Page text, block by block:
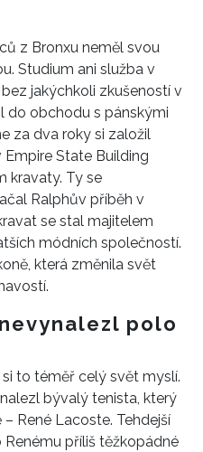
z Bronxu neměl svou
Studium ani služba v
jakýchkoli zkušeností v
do obchodu s pánskými
za dva roky si založil
State Building
kravaty. Ty se
Ralphův příběh v
se stal majitelem
módních společností.
která změnila svět
polo
to téměř celý svět myslí.
bývalý tenista, který
René Lacoste. Tehdejší
příliš těžkopádné